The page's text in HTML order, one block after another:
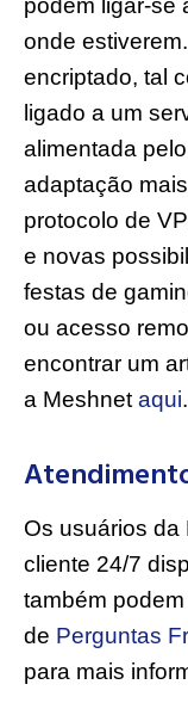
onde
encriptado, tal
ligado a um
alimentada
adaptação
protocolo de
e novas
festas de
ou acesso
encontrar um
a Meshnet aqui.
Os usuários da
cliente 24/7
também
de Perguntas
para mais